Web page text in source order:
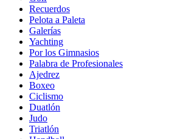
Recuerdos
Pelota a Paleta
Galerías
Yachting
Por los Gimnasios
Palabra de Profesionales
Ajedrez
Boxeo
Ciclismo
Duatlón
Judo
Triatlón